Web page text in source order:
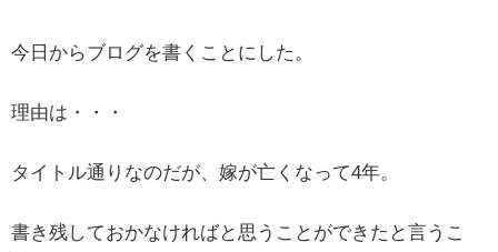
今日からブログを書くことにした。
理由は・・・
タイトル通りなのだが、嫁が亡くなって4年。
書き残しておかなければと思うことができたと言うこ